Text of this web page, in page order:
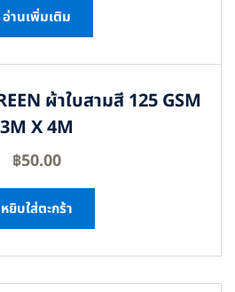
อ่านเพิ่มเติม
ผ้าใบสามสี 125 GSM
3M X 4M
฿50.00
หยิบใส่ตะกร้า